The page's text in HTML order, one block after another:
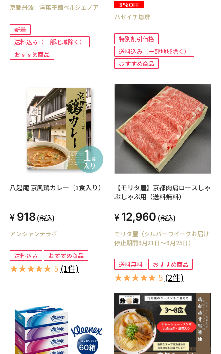
京都丹波 洋菓子館ベルジェノア
新着
送料込み（一部地域除く）
おすすめ商品
8%OFF
ハセイチ珈琲
特別割引価格
送料込み（一部地域除く）
おすすめ商品
八起庵 京風鶏カレー（1食入り）
918 (税込)
アンシャンテラボ
送料込み おすすめ商品
★★★★★ 5 (1件)
【モリタ屋】京都肉肩ロースしゃ
ぶしゃぶ用（送料無料）
12,960 (税込)
モリタ屋（シルバーウイークお届け
停止期間9月21日～9月25日）
送料無料 おすすめ商品
★★★★★ 5 (2件)